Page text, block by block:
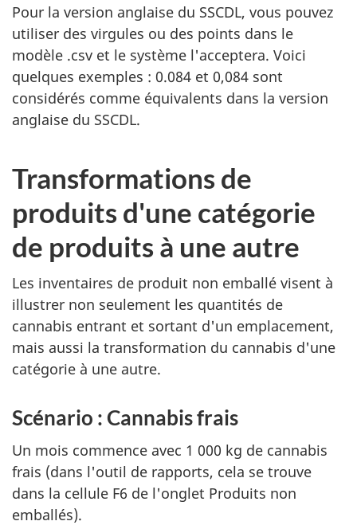
Pour la version anglaise du SSCDL, vous pouvez
utiliser des virgules ou des points dans le
modèle .csv et le système l'acceptera. Voici
quelques exemples : 0.084 et 0,084 sont
considérés comme équivalents dans la version
anglaise du SSCDL.
Transformations de
produits d'une catégorie
de produits à une autre
Les inventaires de produit non emballé visent à
illustrer non seulement les quantités de
cannabis entrant et sortant d'un emplacement,
mais aussi la transformation du cannabis d'une
catégorie à une autre.
Scénario : Cannabis frais
Un mois commence avec 1 000 kg de cannabis
frais (dans l'outil de rapports, cela se trouve
dans la cellule F6 de l'onglet Produits non
emballés).